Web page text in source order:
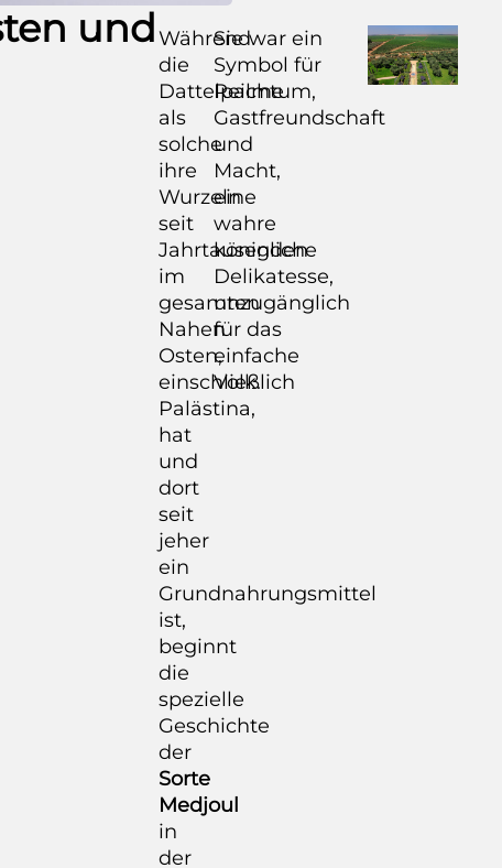
undWährend
die
Dattelpalme
als
solche
ihre
Wurzeln
seit
Jahrtausenden
im
gesamten
Nahen
Osten,
einschließlich
Palästina,
hat
und
dort
seit
jeher
ein
Grundnahrungsmittel
ist,
beginnt
die
spezielle
Geschichte
der
Sorte
Medjoul
in
der
Sie war ein
Symbol für
Reichtum,
Gastfreundschaft
und
Macht,
eine
wahre
königliche
Delikatesse,
unzugänglich
für das
einfache
Volk.